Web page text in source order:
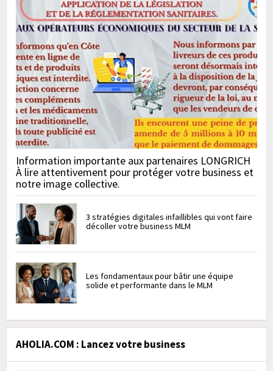
Information importante aux partenaires LONGRICH
À lire attentivement pour protéger votre business et
notre image collective.
3 stratégies digitales infaillibles qui vont faire
décoller votre business MLM
Les fondamentaux pour bâtir une équipe
solide et performante dans le MLM
AHOLIA.COM : Lancez votre business